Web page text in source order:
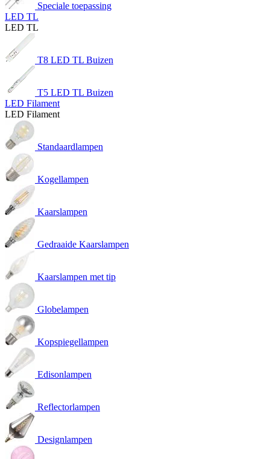
Speciale toepassing
LED TL
LED TL
T8 LED TL Buizen
T5 LED TL Buizen
LED Filament
LED Filament
Standaardlampen
Kogellampen
Kaarslampen
Gedraaide Kaarslampen
Kaarslampen met tip
Globelampen
Kopspiegellampen
Edisonlampen
Reflectorlampen
Designlampen